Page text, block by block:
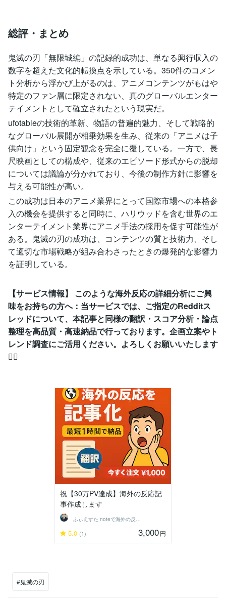
総評・まとめ
鬼滅の刃「無限城編」の記録的成功は、単なる興行収入の
数字を超えた文化的転換点を示している。350件のコメン
ト分析から浮かび上がるのは、アニメコンテンツがもはや
特定のファン層に限定されない、真のグローバルエンター
テイメントとして確立されたという現実だ。
ufotableの技術的革新、物語の普遍的魅力、そして戦略的
なグローバル展開が相乗効果を生み、従来の「アニメは子
供向け」という固定観念を完全に覆している。一方で、長
尺映画としての構成や、従来のエピソード形式からの脱却
については議論が分かれており、今後の制作方針に影響を
与える可能性が高い。
この成功は日本のアニメ業界にとって国際市場への本格参
入の機会を提供すると同時に、ハリウッドを含む世界のエ
ンターテイメント業界にアニメ手法の採用を促す可能性が
ある。鬼滅の刃の成功は、コンテンツの質と技術力、そし
て適切な市場戦略が組み合わさったときの爆発的な影響力
を証明している。
【サービス情報】 このような海外反応の詳細分析にご興
味をお持ちの方へ：当サービスでは、ご指定のRedditス
レッドについて、本記事と同様の翻訳・スコア分析・論点
整理を高品質・高速納品で行っております。企画立案やト
レンド調査にご活用ください。よろしくお願いいたします
🙇‍♂️
祝【30万PV達成】海外の反応記
事作成します
ふぃえすた noteで海外の反応記事投稿
5.0 (1) 3,000円
#鬼滅の刃